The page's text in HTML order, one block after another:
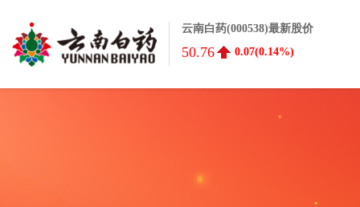
云南白药(000538)最新股价
50.76 0.07(0.14%)